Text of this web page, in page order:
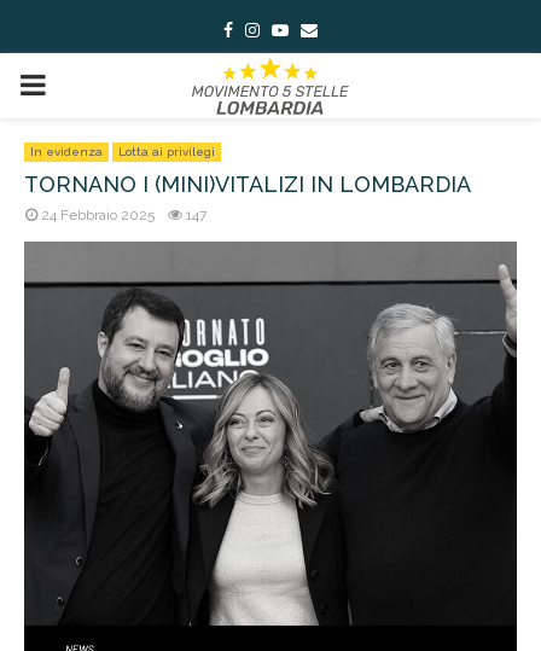
Facebook
Instagram
Youtube
Email
PRIMARY
MENU
In evidenza Lotta ai privilegi
TORNANO I (MINI)VITALIZI IN LOMBARDIA
24 Febbraio 2025 147